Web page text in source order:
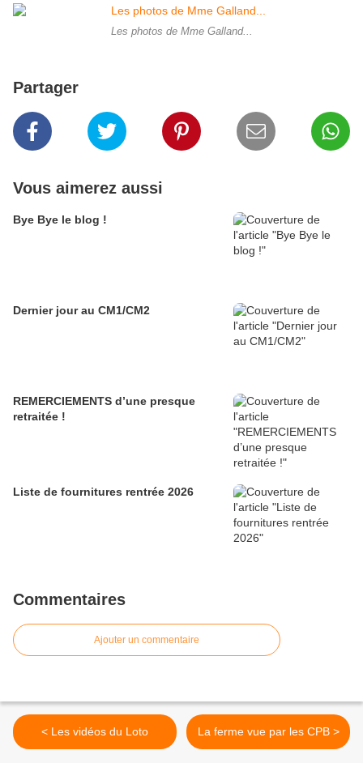
Les photos de Mme Galland...
Partager
Vous aimerez aussi
Bye Bye le blog !
Dernier jour au CM1/CM2
REMERCIEMENTS d’une presque
retraitée !
Liste de fournitures rentrée 2026
Commentaires
Ajouter un commentaire
< Les vidéos du Loto La ferme vue par les CPB >